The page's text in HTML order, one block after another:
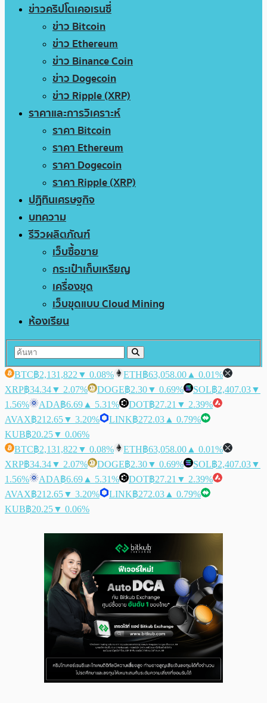
ข่าวคริปโตเคอเรนซี่
ข่าว Bitcoin
ข่าว Ethereum
ข่าว Binance Coin
ข่าว Dogecoin
ข่าว Ripple (XRP)
ราคาและการวิเคราะห์
ราคา Bitcoin
ราคา Ethereum
ราคา Dogecoin
ราคา Ripple (XRP)
ปฏิทินเศรษฐกิจ
บทความ
รีวิวผลิตภัณฑ์
เว็บซื้อขาย
กระเป๋าเก็บเหรียญ
เครื่องขุด
เว็บขุดแบบ Cloud Mining
ห้องเรียน
BTC฿2,131,822 ▼ 0.08% ETH฿63,058.00 ▲ 0.01%
XRP฿34.34▼ 2.07% DOGE฿2.30▼ 0.69% SOL฿2,407.03▼
1.56%
ADA฿6.69 ▲ 5.31% DOT฿27.21 ▼ 2.39%
AVAX฿212.65▼ 3.20% LINK฿272.03 ▲ 0.79%
KUB฿20.25▼ 0.06%
BTC฿2,131,822 ▼ 0.08% ETH฿63,058.00 ▲ 0.01%
XRP฿34.34▼ 2.07% DOGE฿2.30▼ 0.69% SOL฿2,407.03▼
1.56%
ADA฿6.69 ▲ 5.31% DOT฿27.21 ▼ 2.39%
AVAX฿212.65▼ 3.20% LINK฿272.03 ▲ 0.79%
KUB฿20.25▼ 0.06%